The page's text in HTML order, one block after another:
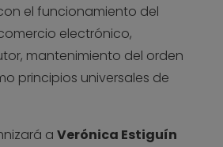
el funcionamiento del
electrónico,
mantenimiento del orden
principios universales de
a Verónica Estiguín